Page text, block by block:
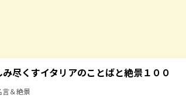
尽くすイタリアのことばと絶景１００
言＆絶景